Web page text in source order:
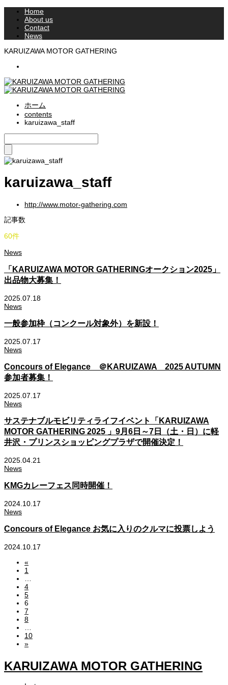
Home
About us
Contact
News
KARUIZAWA MOTOR GATHERING
ホーム
contents
karuizawa_staff
karuizawa_staff
http://www.motor-gathering.com
記事数
60件
News
「KARUIZAWA MOTOR GATHERINGオークション2025」
出品物大募集！
2025.07.18
News
一般参加枠（コンクール対象外）を新設！
2025.07.17
News
Concours of Elegance ＠KARUIZAWA 2025 AUTUMN
参加者募集！
2025.07.17
News
サステナブルモビリティライフイベント「KARUIZAWA
MOTOR GATHERING 2025 」9月6日～7日（土・日）に軽
井沢・プリンスショッピングプラザで開催決定！
2025.04.21
News
KMGカレーフェス同時開催！
2024.10.17
News
Concours of Elegance お気に入りのクルマに投票しよう
2024.10.17
«
1
4
5
6
7
8
10
»
KARUIZAWA MOTOR GATHERING